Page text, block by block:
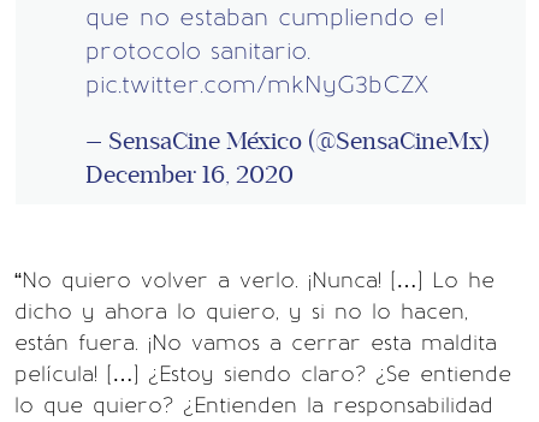
que no estaban cumpliendo el
protocolo sanitario.
pic.twitter.com/mkNyG3bCZX
— SensaCine México (@SensaCineMx)
December 16, 2020
“No quiero volver a verlo. ¡Nunca! […] Lo he
dicho y ahora lo quiero, y si no lo hacen,
están fuera. ¡No vamos a cerrar esta maldita
película! […] ¿Estoy siendo claro? ¿Se entiende
lo que quiero? ¿Entienden la responsabilidad